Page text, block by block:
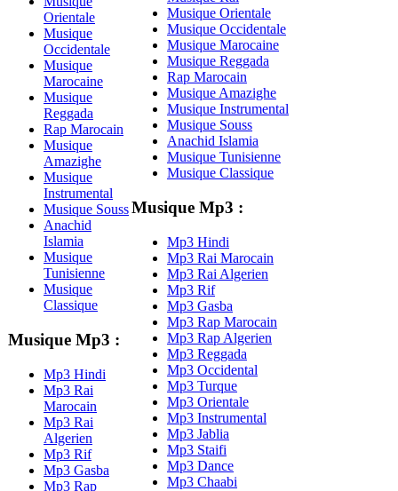
Orientale
Musique
Occidentale
Musique
Marocaine
Musique
Reggada
Rap Marocain
Musique
Amazighe
Musique
Instrumental
Musique Souss
Anachid
Islamia
Musique
Tunisienne
Musique
Classique
Musique Mp3 :
Mp3 Hindi
Mp3 Rai
Marocain
Mp3 Rai
Algerien
Mp3 Rif
Mp3 Gasba
Mp3 Rap
Musique Orientale
Musique Occidentale
Musique Marocaine
Musique Reggada
Rap Marocain
Musique Amazighe
Musique Instrumental
Musique Souss
Anachid Islamia
Musique Tunisienne
Musique Classique
Musique Mp3 :
Mp3 Hindi
Mp3 Rai Marocain
Mp3 Rai Algerien
Mp3 Rif
Mp3 Gasba
Mp3 Rap Marocain
Mp3 Rap Algerien
Mp3 Reggada
Mp3 Occidental
Mp3 Turque
Mp3 Orientale
Mp3 Instrumental
Mp3 Jablia
Mp3 Staifi
Mp3 Dance
Mp3 Chaabi